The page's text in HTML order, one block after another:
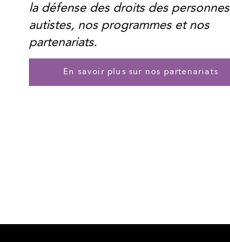
la défense des droits des personnes
autistes, nos programmes et nos
partenariats.
En savoir plus sur nos partenariats